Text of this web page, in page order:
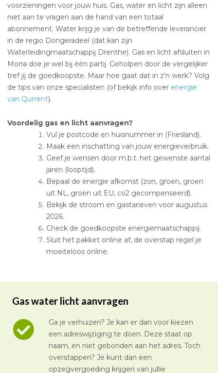
voorzieningen voor jouw huis. Gas, water en licht zijn alleen
niet aan te vragen aan de hand van een totaal
abonnement. Water krijg je van de betreffende leverancier
in de regio Dongeradeel (dat kan zijn
Waterleidingmaatschappij Drenthe). Gas en licht afsluiten in
Morra doe je wel bij één partij. Geholpen door de vergelijker
tref jij de goedkoopste. Maar hoe gaat dat in z’n werk? Volg
de tips van onze specialisten (of bekijk info over energie
van Qurrent).
Voordelig gas en licht aanvragen?
Vul je postcode en huisnummer in (Friesland).
Maak een inschatting van jouw energieverbruik.
Geef je wensen door m.b.t. het gewenste aantal
jaren (looptijd).
Bepaal de energie afkomst (zon, groen, groen
uit NL, groen uit EU, co2 gecompenseerd).
Bekijk de stroom en gastarieven voor augustus
2026.
Check de goedkoopste energiemaatschappij.
Sluit het pakket online af, de overstap regel je
moeiteloos online.
Gas water licht aanvragen
Ga je verhuizen? Je kan er dan voor kiezen
een adreswijziging te doen. Deze staat op
naam, en niet gebonden aan het adres. Toch
overstappen? Je kunt dan een
opzegvergoeding krijgen van jullie